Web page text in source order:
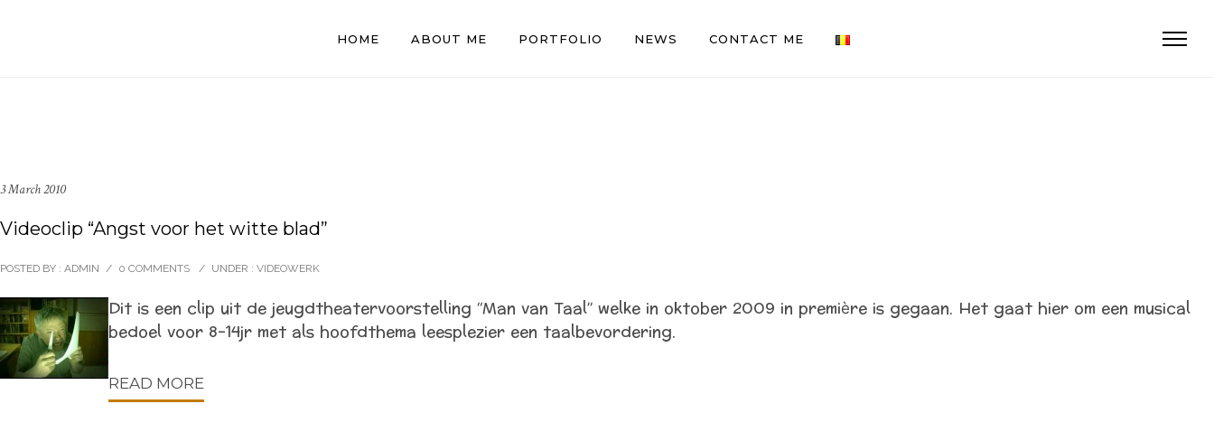
HOME ABOUT ME PORTFOLIO NEWS CONTACT ME
3 March 2010
Videoclip “Angst voor het witte blad”
POSTED BY : ADMIN / 0 COMMENTS / UNDER : VIDEOWERK
Dit is een clip uit de jeugdtheatervoorstelling “Man van Taal” welke in oktober 2009 in première is gegaan. Het gaat hier om een musical
bedoel voor 8-14jr met als hoofdthema leesplezier een taalbevordering.
READ MORE